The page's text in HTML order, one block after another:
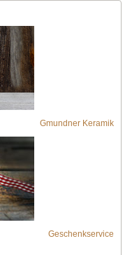
Gmundner Keramik
Geschenkservice